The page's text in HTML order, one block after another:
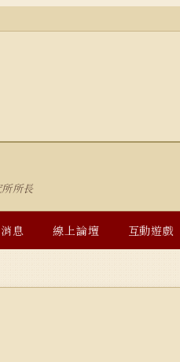
所長
息 線上論壇 互動遊戲